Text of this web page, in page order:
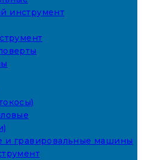
инструмент
и гравировальные машины